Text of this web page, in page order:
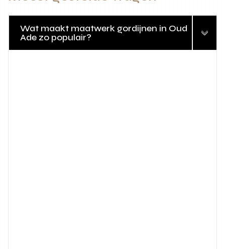
Wat maakt maatwerk gordijnen in Oud
Ade zo populair?